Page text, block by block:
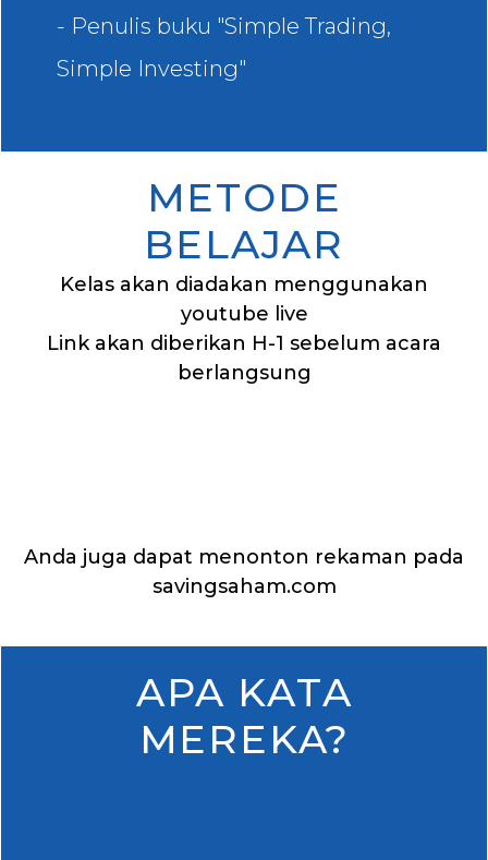
- Penulis buku "Simple Trading,
Simple Investing"
METODE
BELAJAR
Kelas akan diadakan menggunakan
youtube live
Link akan diberikan H-1 sebelum acara
berlangsung
Anda juga dapat menonton rekaman pada
savingsaham.com
APA KATA
MEREKA?